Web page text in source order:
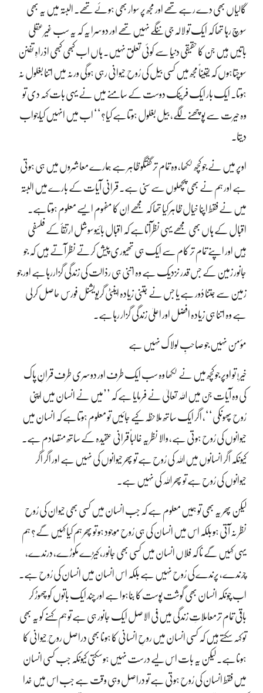
گالیاں بھی دے رہے تھے اور مجھ پر سوار بھی ہوئے تھے۔ البتہ میں یہ بھی
سوچ رہا تھا کہ ایک تو لالہ جی ننگے نہیں تھے اور دوسرا یہ کہ یہ سب غیرعقلی
باتیں ہیں جن کا حقیقی دنیا سے کوئی تعلق نہیں۔ ہاں اب کبھی کبھی اذراہِ تفنن
سوچتاہوں کہ یقیناً مجھ میں کسی بیل کی رُوح ِ حیوانی رہی ہوگی ورنہ میں اتنا بغلول نہ
ہوتا۔ ایک بار ایک فرینک دوست کے سامنے میں نے یہی بات کہہ دی تو
وہ حیرت سے پوچھنے لگے، بیل بغلول ہوتاہے کیا؟‘‘ اب میں انہیں کیاجواب
دیتا۔
اوپر میں نے جو کچھ لکھا، وہ تمام تر گفتگو ظاہر ہے ہمارے معاشروں میں ہی ہوتی
ہے اور ہم نے بھی پچھلوں سے سنی ہے۔ قرانی آیات کے بارے میں البتہ
میں نے فقط اپنا خیال ظاہر کیا تھا کہ مجھے اِن کا مفہوم ایسے معلوم ہوتاہے۔
اقبال کے ہاں بھی مجھے یہی نظرآتاہے کہ اقبال بائیوسوشل ارتقأ کے فلسفی
ہیں اور اپنے تمام تر کام سے ایک ہی تھیوری پیش کرتے نظر آتے ہیں کہ جو
جانور زمین کے جس قدر نزدیک ہے وہ اتنی ہی رذالت کی زندگی گزاررہاہے اور جو
زمین سے جتنا دُور ہے یا جس نے جتنی زیادہ اینٹی گریویشنل فورس حاصل کرلی
ہے وہ اتنا ہی زیادہ افضل اور اعلیٰ زندگی گزار رہاہے۔
مؤمن نہیں جو صاحبِ لولاک نہیں ہے
خیر! تو اوپر جو کچھ میں نے لکھا وہ سب ایک طرف اور دوسری طرف قرانِ پاک
کی وہ آیات جن میں اللہ تعالیٰ نے فرمایا ہے کہ ’’میں نے انسان میں اپنی
رُوح پھونکی‘‘، اگر ایک ساتھ ملاحظہ کیے جائیں تو معلوم ہوتاہے کہ انسان میں
حیوانوں کی رُوح ہوتی ہے، والا نظریہ غالباً قرانی عقیدہ کے ساتھ متصادم ہے۔
کیونکہ اگر انسانوں میں اللہ کی رُوح ہے تو پھر حیوانوں کی نہیں ہے اور اگر اگر
حیوانوں کی رُوح ہے تو پھر اللہ کی نہیں ہے۔
لیکن پھر یہ بھی تو ہمیں معلوم ہے کہ جب انسان میں کسی بھی حیوان کی رُوح
نظر نہ آتی ہو بلکہ اس میں انسان کی ہی رُوح موجود ہو تو پھر ہم کیا کہیں گے؟ ہم
یہی کہیں گے نا کہ فلاں انسان میں کسی بھی جانور، کیڑے مکوڑے، درندے،
چرندے، پرندے کی رُوح نہیں ہے بلکہ اس انسان میں انسان کی رُوح ہے۔
اب چونکہ انسان بھی گوشت پوست کا بناہوا ہے اور چند ایک باتوں کو چھوڑ کر
باقی تمام ترمعاملاتِ زندگی میں فی الاصل ایک جانور ہی ہے تو ہم کہنے کو یہ بھی
تو کہہ سکتے ہیں کہ کسی انسان میں روحِ انسانی کا ہونا بھی دراصل روح ِ حیوانی کا
ہوناہے۔ لیکن یہ بات اس لیے درست نہیں ہوسکتی کیونکہ جب کسی انسان
میں فقط انسان کی رُوح ہوتی ہے تو دراصل وہی وقت ہے جب اس میں خدا